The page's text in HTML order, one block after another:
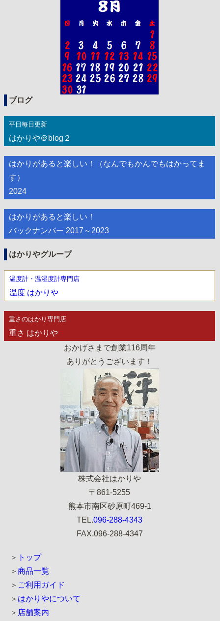
ブログ
平日毎日更新
はかりや＠blog２
はかりがあると楽しい！（なんでもかんでもはかってま
す）
2024
はかりがあると楽しい！
バックナンバー 2017～2023
はかりやグループ
温度計・温湿度計専門店
温度 はかりや
重さのはかり専門店
重さ はかりや
おかげさまで創業116周年
ありがとうございます！
株式会社はかりや
〒861-5255
熊本市南区砂原町469-1
TEL.096-288-4343
FAX.096-288-4347
トップ
商品一覧
ご利用ガイド
はかりやについて
店舗案内